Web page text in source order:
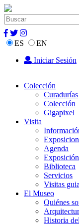
ES
EN
Iniciar Sesión
Colección
Curadurías
Colección
Gigapixel
Visita
Agenda
Biblioteca
Servicios
Visitas
El Museo
Quiénes
Historia